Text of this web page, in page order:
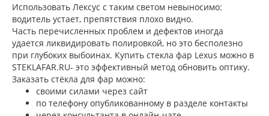
Использовать Лексус с таким светом невыносимо:
водитель устает, препятствия плохо видно.
Часть перечисленных проблем и дефектов иногда
удается ликвидировать полировкой, но это бесполезно
при глубоких выбоинах. Купить стекла фар Lexus можно в
STEKLAFAR.RU- это эффективный метод обновить оптику.
Заказать стёкла для фар можно:
своими силами через сайт
по телефону опубликованному в разделе контакты